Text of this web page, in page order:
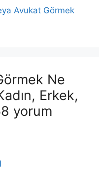
Avukat Görmek
Ne
Erkek,
yorum